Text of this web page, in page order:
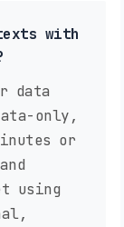
with
data
only,
or
using